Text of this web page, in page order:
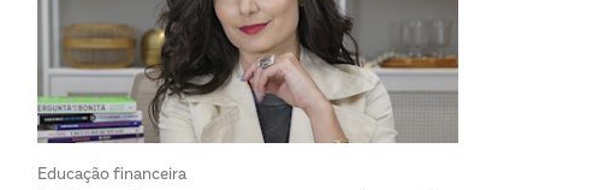
Educação financeira